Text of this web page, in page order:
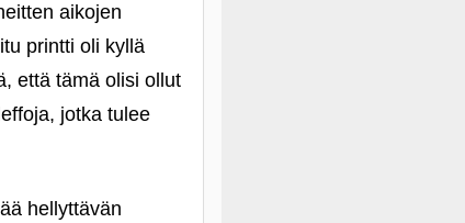
aikojen
printti oli kyllä
että tämä olisi ollut
jotka tulee
hellyttävän